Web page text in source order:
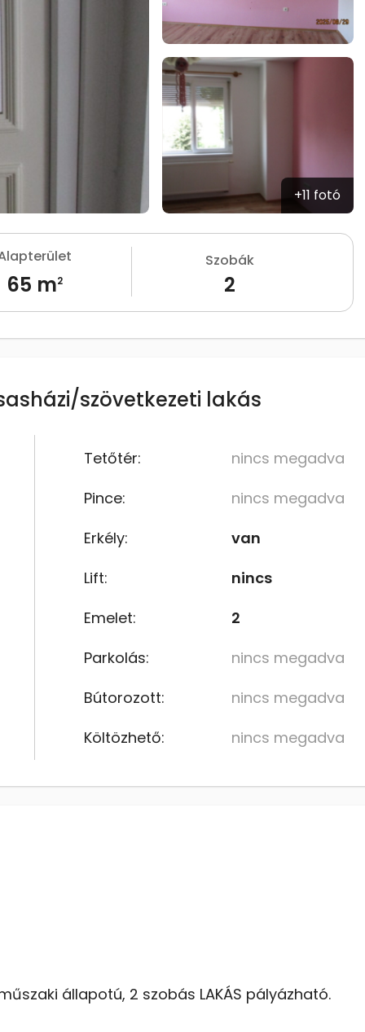
+11 fotó
65 m2
Szobák
2
szövetkezeti lakás
Tetőtér:
nincs megadva
Pince:
nincs megadva
Erkély:
van
Lift:
nincs
Emelet:
2
Parkolás:
nincs megadva
Bútorozott:
nincs megadva
Költözhető:
nincs megadva
állapotú, 2 szobás LAKÁS pályázható.